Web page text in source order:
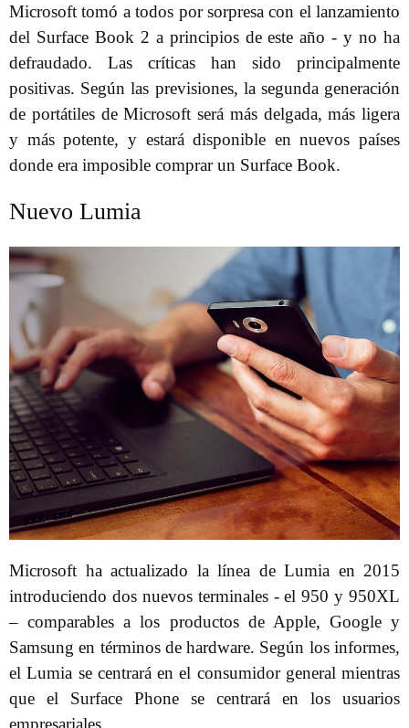
Microsoft tomó a todos por sorpresa con el lanzamiento
del Surface Book 2 a principios de este año - y no ha
defraudado. Las críticas han sido principalmente
positivas. Según las previsiones, la segunda generación
de portátiles de Microsoft será más delgada, más ligera
y más potente, y estará disponible en nuevos países
donde era imposible comprar un Surface Book.
Nuevo Lumia
Microsoft ha actualizado la línea de Lumia en 2015
introduciendo dos nuevos terminales - el 950 y 950XL
– comparables a los productos de Apple, Google y
Samsung en términos de hardware. Según los informes,
el Lumia se centrará en el consumidor general mientras
que el Surface Phone se centrará en los usuarios
empresariales.